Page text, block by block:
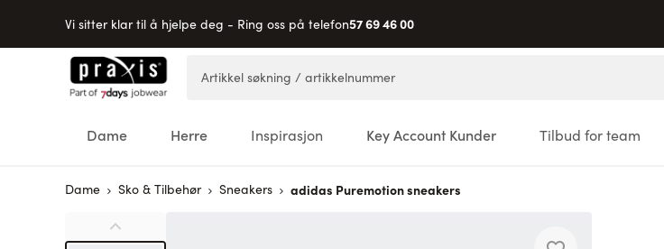
Vi sitter klar til å hjelpe deg - Ring oss på telefon57 69 46 00
Hopp til innhold
Dame Herre Inspirasjon Key Account Kunder Tilbud for team
Dame Sko & Tilbehør Sneakers adidas Puremotion sneakers